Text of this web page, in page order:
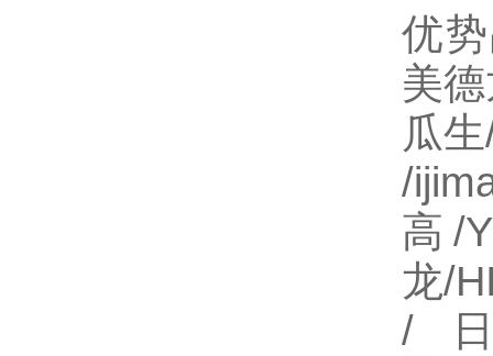
优
美
瓜
/
高/
龙/
/日